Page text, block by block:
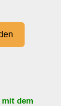
mit dem